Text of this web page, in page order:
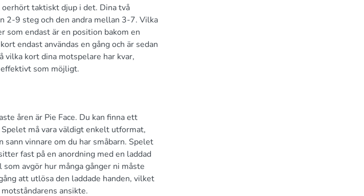
taktiskt djup i det. Dina två
2-9 steg och den andra mellan 3-7. Vilka
som endast är en position bakom en
endast användas en gång och är sedan
kort dina motspelare har kvar,
som möjligt.
åren är Pie Face. Du kan finna ett
må vara väldigt enkelt utformat,
vinnare om du har småbarn. Spelet
fast på en anordning med en laddad
avgör hur många gånger ni måste
att utlösa den laddade handen, vilket
ansikte.